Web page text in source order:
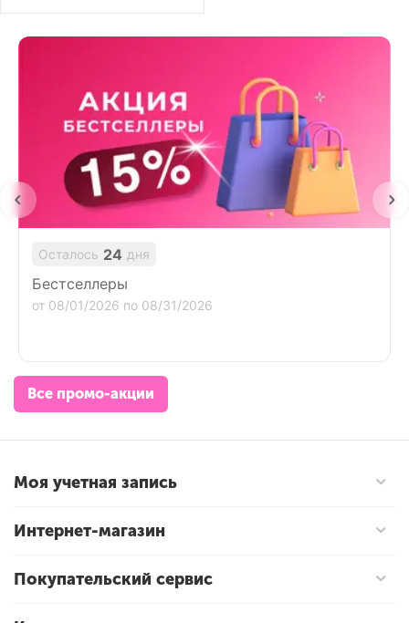
Осталось 24 дня
Бестселлеры
от 08/01/2026 по 08/31/2026
Все промо-акции
Моя учетная запись
Интернет-магазин
Покупательский сервис